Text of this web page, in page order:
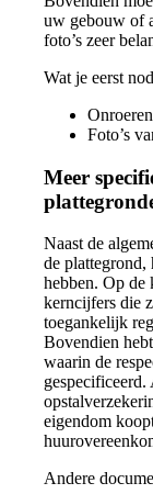
uw gebouw of
foto’s zeer
Wat je eerst
Foto’s
Meer
Naast de
de plattegrond,
hebben. Op de
kerncijfers die
toegankelijk
Bovendien
waarin de
eigendom
Andere